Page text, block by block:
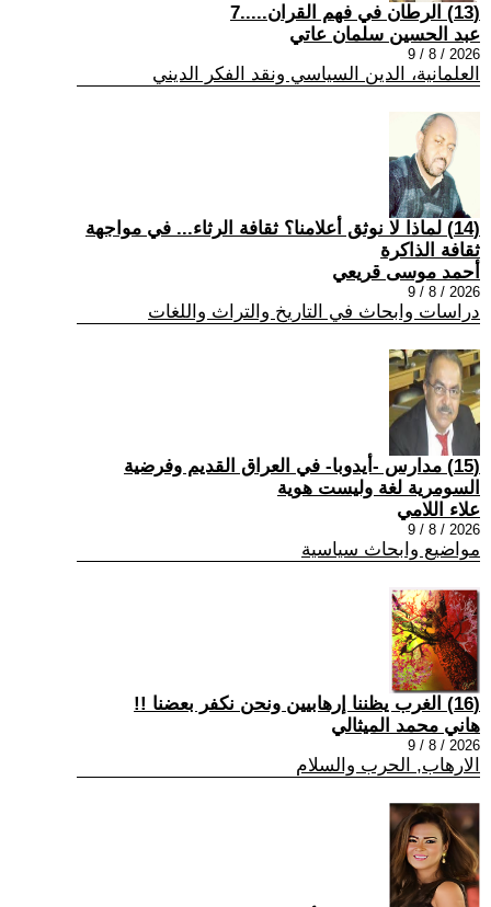
(13) الرطان في فهم القران.....7
عبد الحسين سلمان عاتي
2026 / 8 / 9
العلمانية، الدين السياسي ونقد الفكر الديني
(14) لماذا لا نوثق أعلامنا؟ ثقافة الرثاء... في مواجهة
ثقافة الذاكرة
أحمد موسى قريعي
2026 / 8 / 9
دراسات وابحاث في التاريخ والتراث واللغات
(15) مدارس -أيدوبا- في العراق القديم وفرضية
السومرية لغة وليست هوية
علاء اللامي
2026 / 8 / 9
مواضيع وابحاث سياسية
(16) الغرب يظننا إرهابيين ونحن نكفر بعضنا !!
هاني محمد الميثالي
2026 / 8 / 9
الارهاب, الحرب والسلام